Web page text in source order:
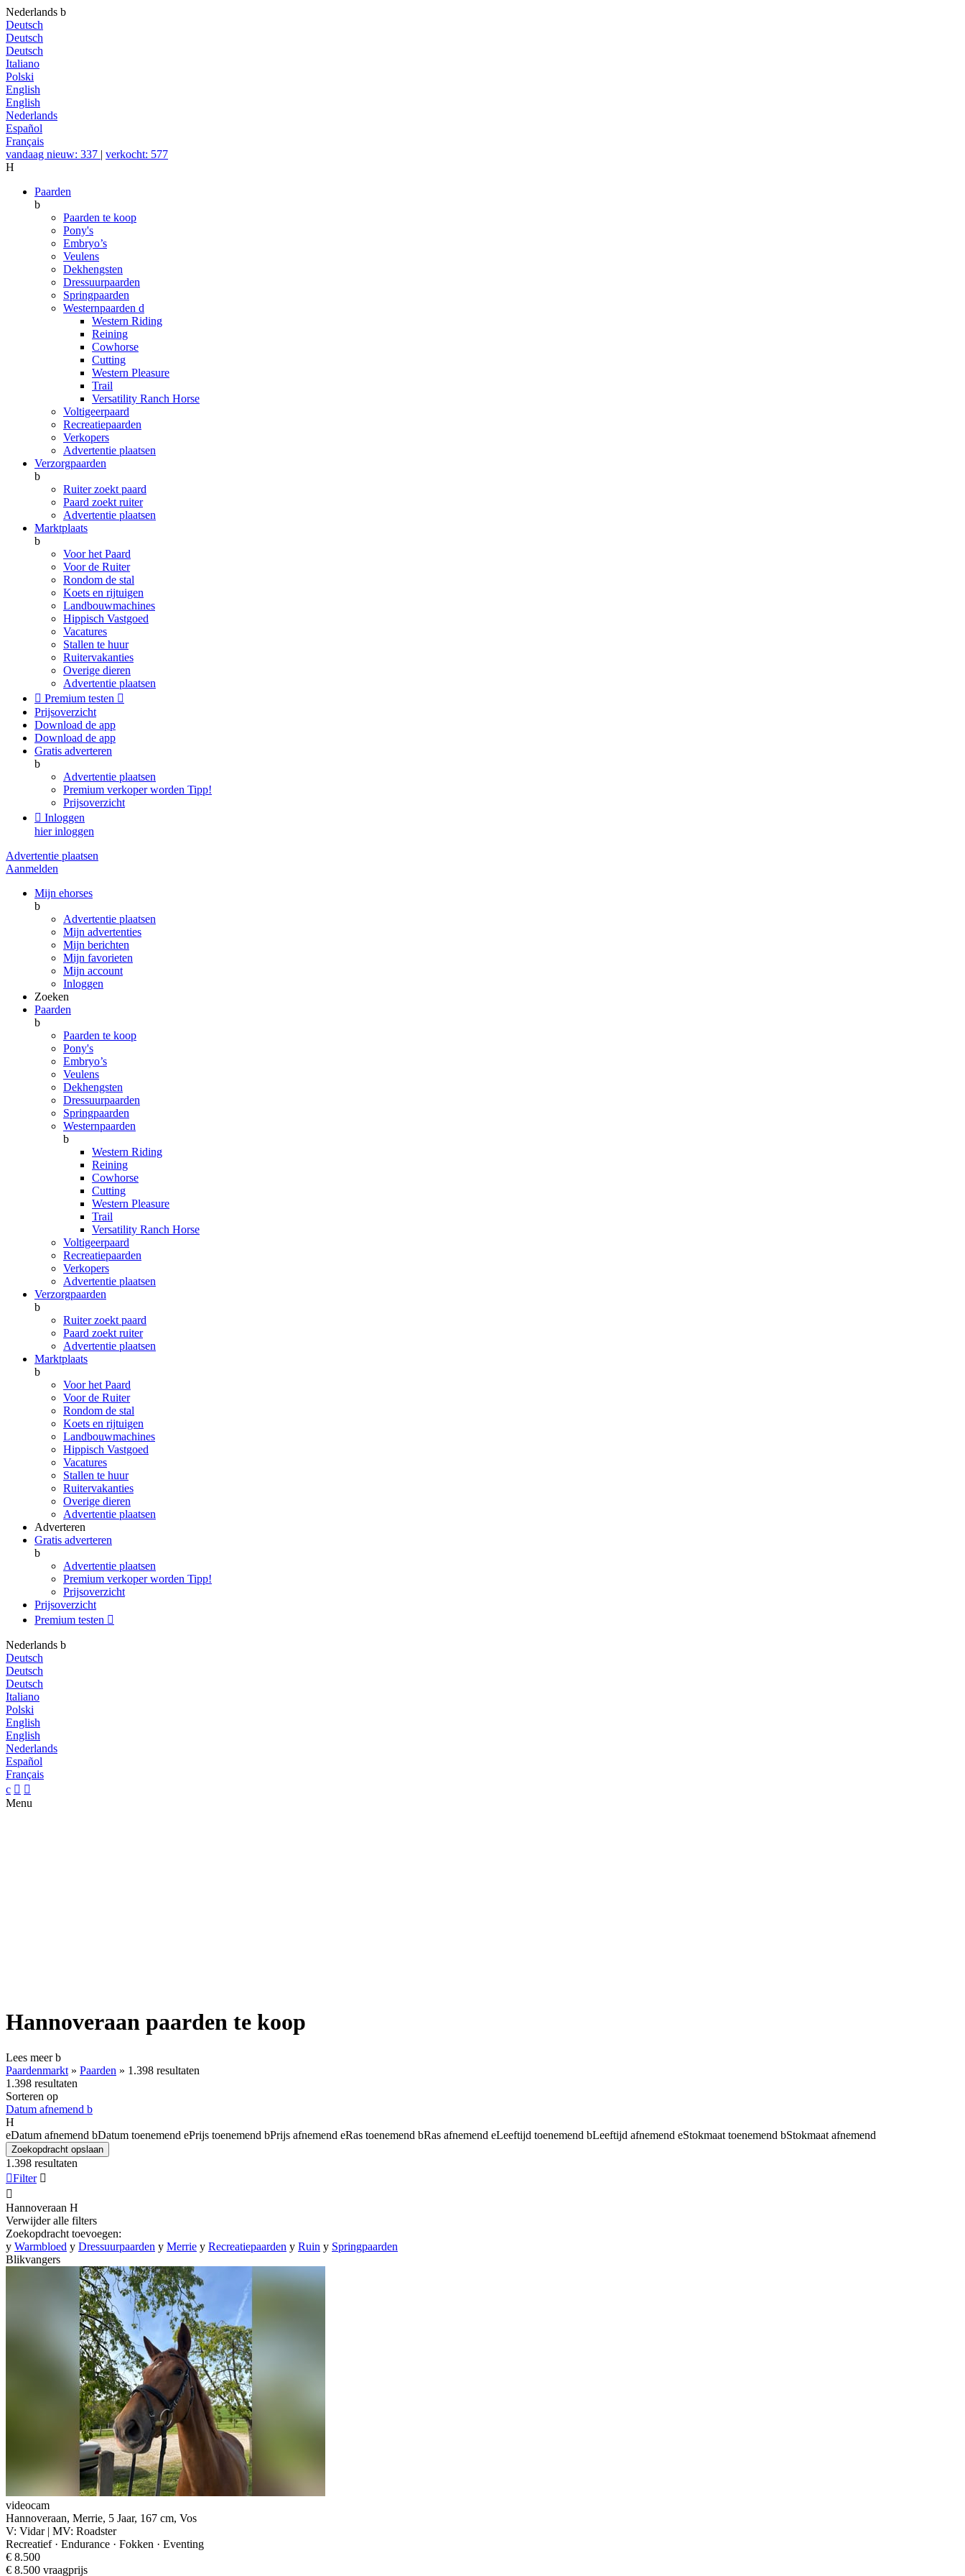
Nederlands b
Deutsch
Deutsch
Deutsch
Italiano
Polski
English
English
Nederlands
Español
Français
vandaag nieuw: 337 | verkocht: 577
H
Paarden
b
Paarden te koop
Pony's
Embryo’s
Veulens
Dekhengsten
Dressuurpaarden
Springpaarden
Westernpaarden d
Western Riding
Reining
Cowhorse
Cutting
Western Pleasure
Trail
Versatility Ranch Horse
Voltigeerpaard
Recreatiepaarden
Verkopers
Advertentie plaatsen
Verzorgpaarden
b
Ruiter zoekt paard
Paard zoekt ruiter
Advertentie plaatsen
Marktplaats
b
Voor het Paard
Voor de Ruiter
Rondom de stal
Koets en rijtuigen
Landbouwmachines
Hippisch Vastgoed
Vacatures
Stallen te huur
Ruitervakanties
Overige dieren
Advertentie plaatsen
 Premium testen 
Prijsoverzicht
Download de app
Download de app
Gratis adverteren
b
Advertentie plaatsen
Premium verkoper worden Tipp!
Prijsoverzicht
 Inloggen
hier inloggen
Advertentie plaatsen
Aanmelden
Mijn ehorses
b
Advertentie plaatsen
Mijn advertenties
Mijn berichten
Mijn favorieten
Mijn account
Inloggen
Zoeken
Paarden
b
Paarden te koop
Pony's
Embryo’s
Veulens
Dekhengsten
Dressuurpaarden
Springpaarden
Westernpaarden
b
Western Riding
Reining
Cowhorse
Cutting
Western Pleasure
Trail
Versatility Ranch Horse
Voltigeerpaard
Recreatiepaarden
Verkopers
Advertentie plaatsen
Verzorgpaarden
b
Ruiter zoekt paard
Paard zoekt ruiter
Advertentie plaatsen
Marktplaats
b
Voor het Paard
Voor de Ruiter
Rondom de stal
Koets en rijtuigen
Landbouwmachines
Hippisch Vastgoed
Vacatures
Stallen te huur
Ruitervakanties
Overige dieren
Advertentie plaatsen
Adverteren
Gratis adverteren
b
Advertentie plaatsen
Premium verkoper worden Tipp!
Prijsoverzicht
Prijsoverzicht
Premium testen 
Nederlands b
Deutsch
Deutsch
Deutsch
Italiano
Polski
English
English
Nederlands
Español
Français
c  
Menu
Hannoveraan paarden te koop
Lees meerb
Paardenmarkt » Paarden » 1.398 resultaten
1.398 resultaten
Sorteren op
Datum afnemend b
H
eDatum afnemend bDatum toenemend ePrijs toenemend bPrijs afnemend eRas toenemend bRas afnemend eLeeftijd toenemend bLeeftijd afnemend eStokmaat toenemend bStokmaat afnemend
Zoekopdracht opslaan
1.398 resultaten
Filter 

Hannoveraan H
Verwijder alle filters
Zoekopdracht toevoegen:
y Warmbloed y Dressuurpaarden y Merrie y Recreatiepaarden y Ruin y Springpaarden
Blikvangers
videocam
Hannoveraan, Merrie, 5 Jaar, 167 cm, Vos
V: Vidar | MV: Roadster
Recreatief · Endurance · Fokken · Eventing
€ 8.500
€ 8.500 vraagprijs